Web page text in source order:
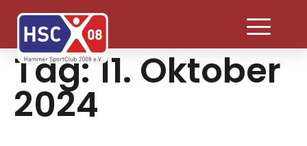
Tag:11. Oktober
2024